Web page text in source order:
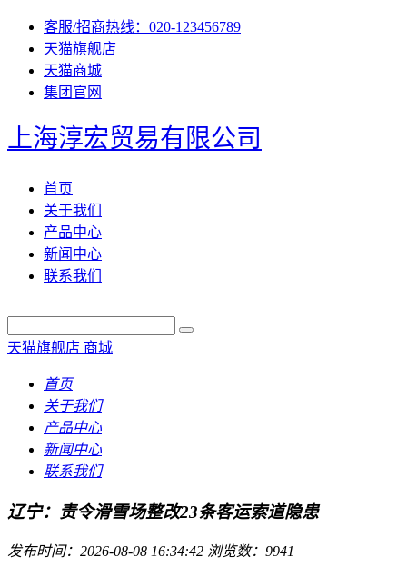
客服/招商热线：020-123456789
天猫旗舰店
天猫商城
集团官网
上海淳宏贸易有限公司
首页
关于我们
产品中心
新闻中心
联系我们
天猫旗舰店 商城
首页
关于我们
产品中心
新闻中心
联系我们
辽宁：责令滑雪场整改23条客运索道隐患
发布时间：2026-08-08 16:34:42 浏览数：9941